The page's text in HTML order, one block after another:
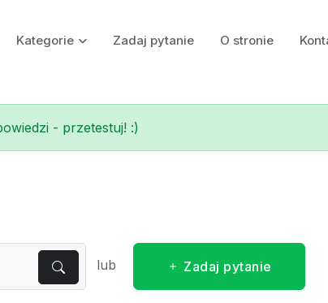
Kategorie Zadaj pytanie O stronie
- przetestuj! :)
lub Zadaj pytanie